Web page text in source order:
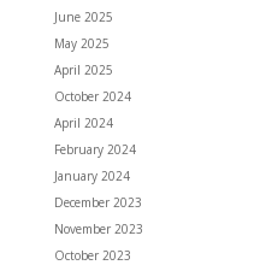
June 2025
May 2025
April 2025
October 2024
April 2024
February 2024
January 2024
December 2023
November 2023
October 2023